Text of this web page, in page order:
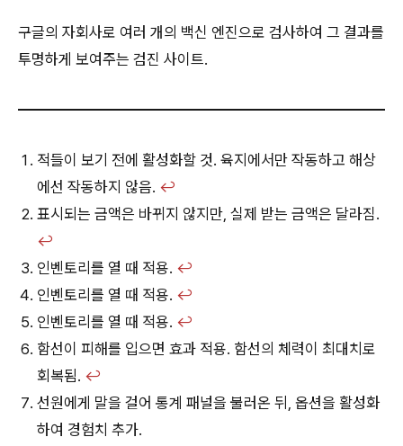
구글의 자회사로 여러 개의 백신 엔진으로 검사하여 그 결과를
투명하게 보여주는 검진 사이트.
적들이 보기 전에 활성화할 것. 육지에서만 작동하고 해상
에선 작동하지 않음. ↩︎
표시되는 금액은 바뀌지 않지만, 실제 받는 금액은 달라짐.
↩︎
인벤토리를 열 때 적용. ↩︎
인벤토리를 열 때 적용. ↩︎
인벤토리를 열 때 적용. ↩︎
함선이 피해를 입으면 효과 적용. 함선의 체력이 최대치로
회복됨. ↩︎
선원에게 말을 걸어 통계 패널을 불러온 뒤, 옵션을 활성화
하여 경험치 추가.